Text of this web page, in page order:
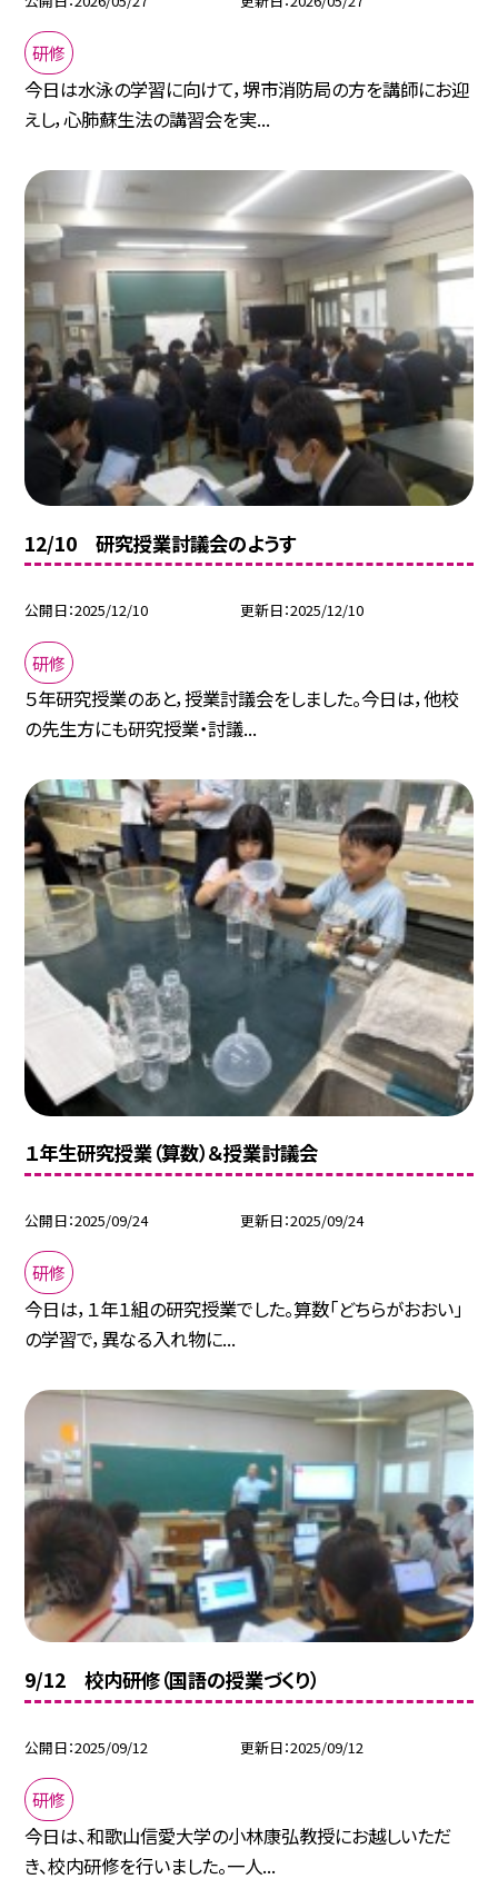
研修
今日は水泳の学習に向けて，堺市消防局の方を講師にお迎
えし，心肺蘇生法の講習会を実...
12/10 研究授業討議会のようす
公開日 2025/12/10 更新日 2025/12/10
研修
５年研究授業のあと，授業討議会をしました。今日は，他校
の先生方にも研究授業・討議...
１年生研究授業（算数）＆授業討議会
公開日 2025/09/24 更新日 2025/09/24
研修
今日は，１年１組の研究授業でした。算数「どちらがおおい」
の学習で，異なる入れ物に...
9/12 校内研修（国語の授業づくり）
公開日 2025/09/12 更新日 2025/09/12
研修
今日は、和歌山信愛大学の小林康弘教授にお越しいただ
き、校内研修を行いました。一人...